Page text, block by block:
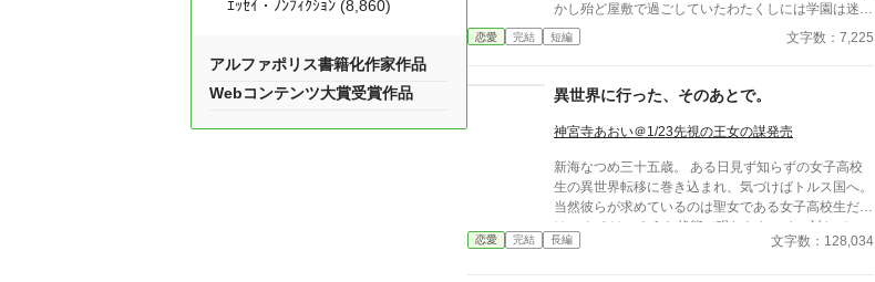
かし殆ど屋敷で過ごしていたわたくしには学園は迷路
のような場所。入学して半年、未だに迷子になってし
まいます。今日も侍従のハルにニヤニヤされながら遠
が・・・ 強制的に修羅場に巻き込まれたリィナがち
ょっとだけざまぁするお話です。そして修羅場とは関
係ないトコで婚約者に溺愛されています。
恋愛 完結 短編 文字数：7,225
異世界に行った、そのあとで。
神宮寺あおい＠1/23先視の王女の謀発売
新海なつめ三十五歳。 ある日見ず知らずの女子高校
生の異世界転移に巻き込まれ、気づけばトルス国へ。
当然彼らが求めているのは聖女である女子高校生だ
け。 おまけのような状態で現れたなつめに対しての
扱いは散々な中、宰相の協力によって職と居場所を手
恋愛 完結 長編 文字数：128,034
ｴｯｾｲ・ﾉﾝﾌｨｸｼｮﾝ (8,860)
アルファポリス書籍化作家作品
Webコンテンツ大賞受賞作品